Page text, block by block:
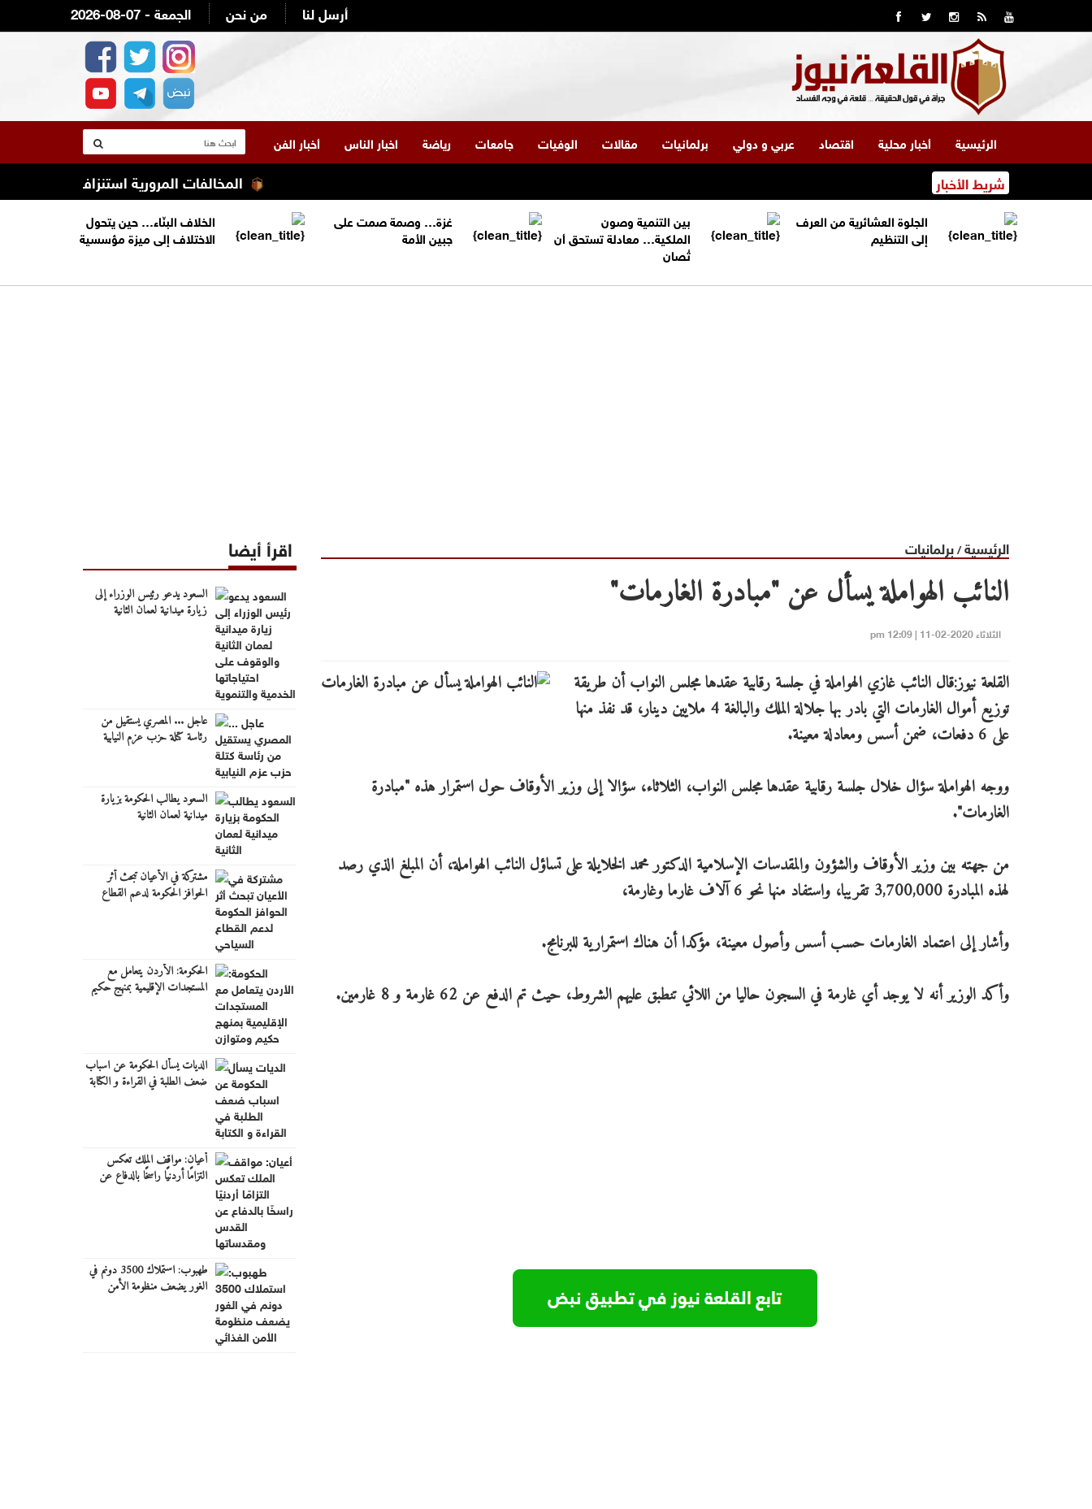
2026-08-07 - الجمعة من نحن أرسل لنا
الرئيسية أخبار محلية اقتصاد عربي و دولي برلمانيات مقالات الوفيات جامعات رياضة اخبار الناس أخبار الفن
شريط الأخبار المخالفات المرورية استنزاف ميزانية أصحاب
الجلوة العشائرية من العرف
إلى التنظيم
بين التنمية وصون
الملكية… معادلة تستحق أن
تُصان
غزة… وصمة صمت على
جبين الأمة
الخلاف البنّاء… حين يتحول
الاختلاف إلى ميزة مؤسسية
الرئيسية/برلمانيات
النائب الهواملة يسأل عن "مبادرة الغارمات"
الثلاثاء 2020-02-11 | 12:09 pm
القلعة نيوز:قال النائب غازي الهواملة في جلسة رقابية عقدها مجلس النواب أن طريقة
توزيع أموال الغارمات التي بادر بها جلالة الملك والبالغة 4 ملايين دينار، قد نفذ منها
على 6 دفعات، ضمن أسس ومعادلة معينة.
ووجه الهواملة سؤال خلال جلسة رقابية عقدها مجلس النواب، الثلاثاء، سؤالا إلى وزير الأوقاف حول استمرار هذه "مبادرة
الغارمات".
من جهته بين وزير الأوقاف والشؤون والمقدسات الإسلامية الدكتور محمد الخلايلة على تساؤل النائب الهواملة، أن المبلغ الذي رصد
لهذه المبادرة 3,700,000 تقريبا، واستفاد منها نحو 6 آلاف غارما وغارمة،
وأشار إلى اعتماد الغارمات حسب أسس وأصول معينة، مؤكدا أن هناك استمرارية للبرنامج.
وأكد الوزير أنه لا يوجد أي غارمة في السجون حاليا من اللائي تنطبق عليهم الشروط، حيث تم الدفع عن 62 غارمة و 8 غارمين.
اقرأ أيضا
السعود يدعو رئيس الوزراء إلى
زيارة ميدانية لعمان الثانية
عاجل ... المصري يستقيل من
رئاسة كتلة حزب عزم النيابية
السعود يطالب الحكومة بزيارة
ميدانية لعمان الثانية
مشتركة في الأعيان تبحث أثر
الحوافز الحكومة لدعم القطاع
الحكومة: الأردن يتعامل مع
المستجدات الإقليمية بمنهج حكيم
الديات يسأل الحكومة عن اسباب
ضعف الطلبة في القراءة و الكتابة
أعيان: مواقف الملك تعكس
التزامًا أردنيًا راسخًا بالدفاع عن
طهبوب: استملاك 3500 دونم في
الغور يضعف منظومة الأمن